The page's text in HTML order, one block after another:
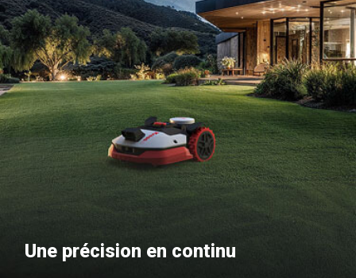
Une précision en continu